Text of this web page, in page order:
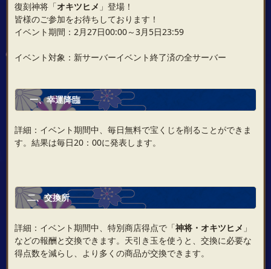
復刻神将「オキツヒメ 」登場！
皆様のご参加をお待ちしております！
イベント期間：2月27日00:00～3月5日23:59
イベント対象：新サーバーイベント終了済の全サーバー
一、幸運降臨
詳細：イベント期間中、毎日無料で宝くじを削ることができま
す。結果は毎日20：00に発表します。
二、交換所
詳細：イベント期間中、特別商店得点で「神将・ オキツヒメ 」
などの報酬と交換できます。天引き玉を使うと、交換に必要な
得点数を減らし、より多くの商品が交換できます。